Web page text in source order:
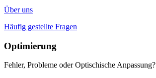
Über uns
Häufig gestellte Fragen
Optimierung
Fehler, Probleme oder Optischische Anpassung?